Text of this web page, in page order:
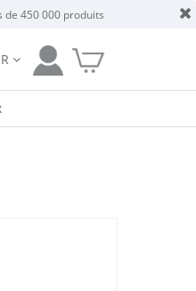
de 450 000 produits